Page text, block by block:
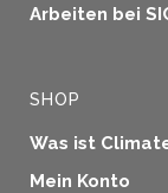
Arbeiten bei
SHOP
Was ist
Mein Konto